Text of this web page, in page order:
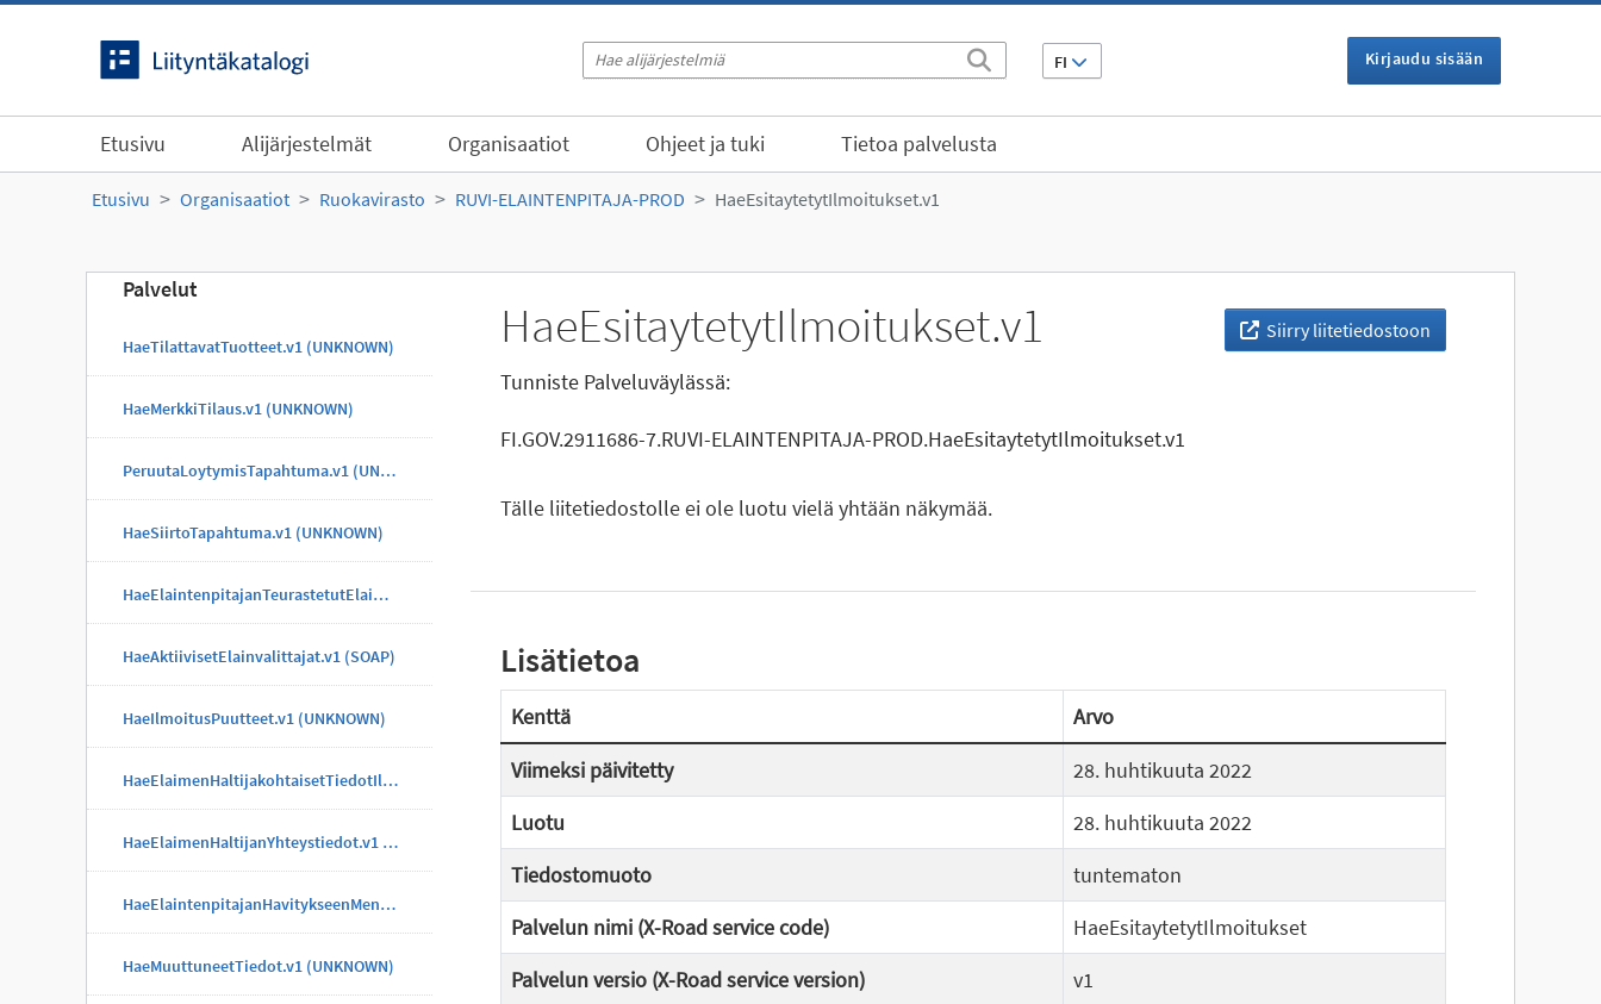
FI Kirjaudu sisään
Etusivu Alijärjestelmät Organisaatiot Ohjeet ja tuki Tietoa palvelusta
Etusivu Organisaatiot Ruokavirasto RUVI-ELAINTENPITAJA-PROD HaeEsitaytetytIlmoitukset.v1
Palvelut
HaeTilattavatTuotteet.v1 (UNKNOWN)
HaeMerkkiTilaus.v1 (UNKNOWN)
PeruutaLoytymisTapahtuma.v1 (UNKNOWN)
HaeSiirtoTapahtuma.v1 (UNKNOWN)
HaeElaintenpitajanTeurastetutElaimet.v1 (UNKNOWN)
HaeAktiivisetElainvalittajat.v1 (SOAP)
HaeIlmoitusPuutteet.v1 (UNKNOWN)
HaeElaimenHaltijakohtaisetTiedotIlmoitus.v1 (UNKNOWN)
HaeElaimenHaltijanYhteystiedot.v1 (UNKNOWN)
HaeElaintenpitajanHavitykseenMenneetElaimet.v1 (UNKNOWN)
HaeMuuttuneetTiedot.v1 (UNKNOWN)
Siirry liitetiedostoon
HaeEsitaytetytIlmoitukset.v1
Tunniste Palveluväylässä:
FI.GOV.2911686-7.RUVI-ELAINTENPITAJA-PROD.HaeEsitaytetytIlmoitukset.v1
Tälle liitetiedostolle ei ole luotu vielä yhtään näkymää.
Lisätietoa
Kenttä
Arvo
Viimeksi päivitetty
28. huhtikuuta 2022
Luotu
28. huhtikuuta 2022
Tiedostomuoto
tuntematon
Palvelun nimi (X-Road service code)
HaeEsitaytetytIlmoitukset
Palvelun versio (X-Road service version)
v1